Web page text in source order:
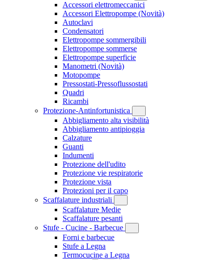
Accessori elettromeccanici
Accessori Elettropompe (Novità)
Autoclavi
Condensatori
Elettropompe sommergibili
Elettropompe sommerse
Elettropompe superficie
Manometri (Novità)
Motopompe
Pressostati-Pressoflussostati
Quadri
Ricambi
Protezione-Antinfortunistica
Abbigliamento alta visibilità
Abbigliamento antipioggia
Calzature
Guanti
Indumenti
Protezione dell'udito
Protezione vie respiratorie
Protezione vista
Protezioni per il capo
Scaffalature industriali
Scaffalature Medie
Scaffalature pesanti
Stufe - Cucine - Barbecue
Forni e barbecue
Stufe a Legna
Termocucine a Legna